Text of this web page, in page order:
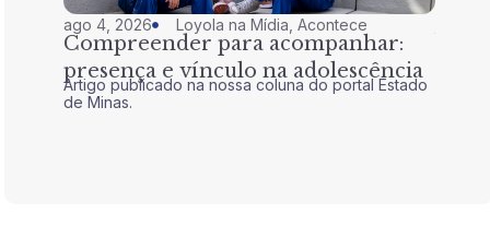
ago 4, 2026 Loyola na Mídia ,Acontece
Compreender para acompanhar:
presença e vínculo na adolescência
Artigo publicado na nossa coluna do portal Estado
de Minas.